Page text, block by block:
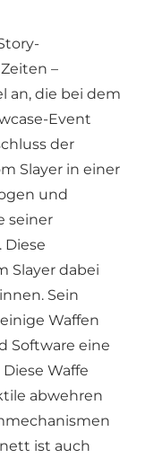
–
an, die bei dem
Event
der
Slayer in einer
und
seiner
Diese
Slayer dabei
Sein
Waffen
Software eine
Waffe
abwehren
ist auch